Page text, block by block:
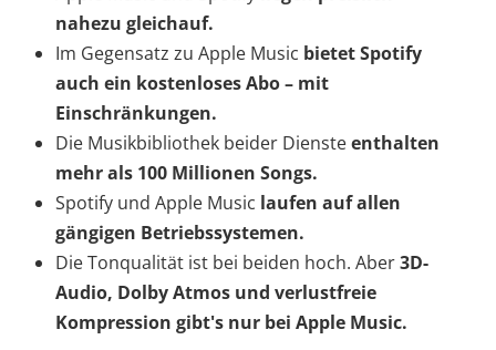
nahezu gleichauf.
Im Gegensatz zu Apple Music bietet Spotify
auch ein kostenloses Abo – mit
Einschränkungen.
Die Musikbibliothek beider Diensteenthalten
mehr als 100 Millionen Songs.
Spotify und Apple Music laufen auf allen
gängigen Betriebssystemen.
Die Tonqualität ist bei beiden hoch. Aber3D-
Audio, Dolby Atmos und verlustfreie
Kompression gibt's nur bei Apple Music.